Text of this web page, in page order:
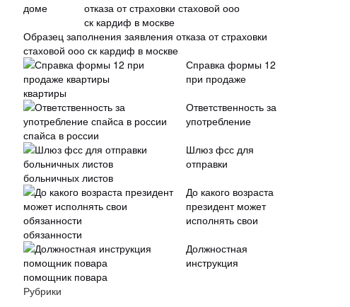
Образец заполнения заявления отказа от страховки
стаховой ооо ск кардиф в москве
Справка формы 12
при продаже
квартиры
Ответственность за
употребление
спайса в россии
Шлюз фсс для
отправки
больничных листов
До какого возраста
президент может
исполнять свои
обязанности
Должностная
инструкция
помощник повара
Рубрики